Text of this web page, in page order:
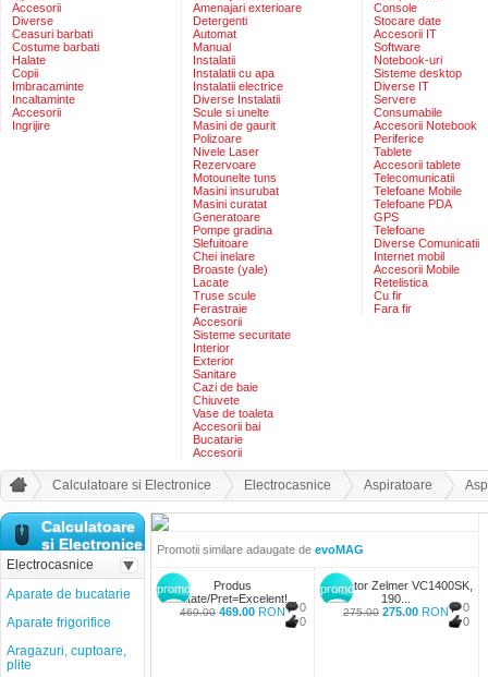
Accesorii
Diverse
Ceasuri barbati
Costume barbati
Halate
Copii
Imbracaminte
Incaltaminte
Accesorii
Ingrijire
Amenajari exterioare
Detergenti
Automat
Manual
Instalatii
Instalatii cu apa
Instalatii electrice
Diverse Instalatii
Scule si unelte
Masini de gaurit
Polizoare
Nivele Laser
Rezervoare
Motounelte tuns
Masini insurubat
Masini curatat
Generatoare
Pompe gradina
Slefuitoare
Chei inelare
Broaste (yale)
Lacate
Truse scule
Ferastraie
Accesorii
Sisteme securitate
Interior
Exterior
Sanitare
Cazi de baie
Chiuvete
Vase de toaleta
Accesorii bai
Bucatarie
Accesorii
Console
Stocare date
Accesorii IT
Software
Notebook-uri
Sisteme desktop
Diverse IT
Servere
Consumabile
Accesorii Notebook
Periferice
Tablete
Accesorii tablete
Telecomunicatii
Telefoane Mobile
Telefoane PDA
GPS
Telefoane
Diverse Comunicatii
Internet mobil
Accesorii Mobile
Retelistica
Cu fir
Fara fir
Calculatoare si Electronice Electrocasnice Aspiratoare
Promotii similare adaugate de evoMAG
promo
0
0
Produs
Calitate/Pret=Excelent!...
469.00 469.00 RON
promo
0
0
Aspirator Zelmer VC1400SK,
190...
275.00 275.00 RON
Calculatoare
si Electronice
Electrocasnice
Aparate de bucatarie
Aparate frigorifice
Aragazuri, cuptoare,
plite